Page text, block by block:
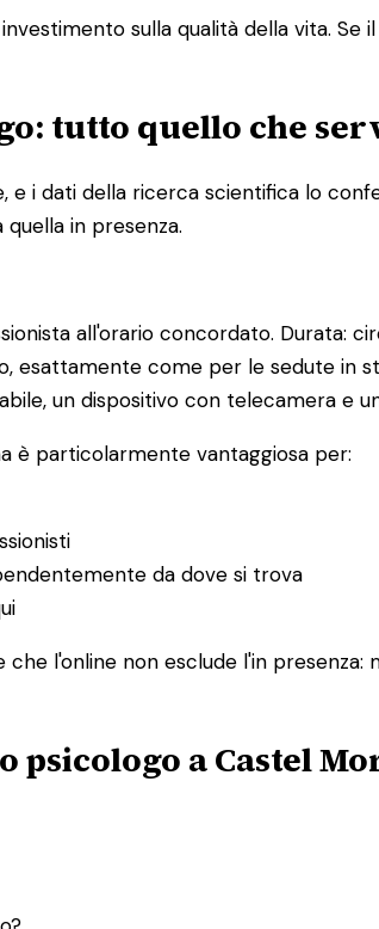
sulla qualità della vita.
tutto quello che
e i dati della ricerca scientifica lo
in presenza.
all'orario concordato. Durata:
esattamente come per le sedute in
un dispositivo con telecamera e
è particolarmente vantaggiosa per:
da dove si trova
l'online non esclude l'in
psicologo a Castel